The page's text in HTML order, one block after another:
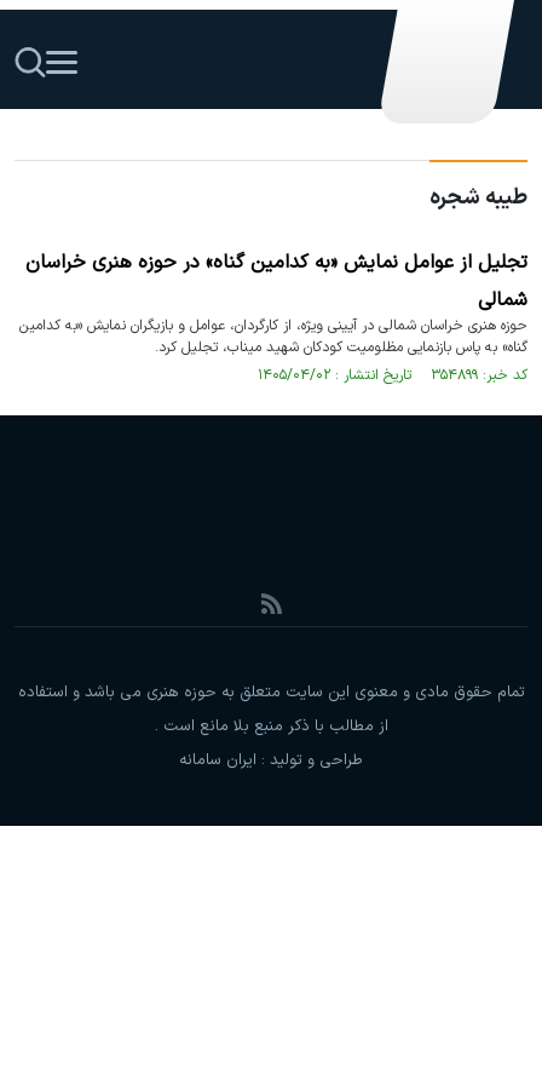
طیبه شجره
تجلیل از عوامل نمایش «به کدامین گناه» در حوزه هنری خراسان
شمالی
حوزه هنری خراسان شمالی در آیینی ویژه، از کارگردان، عوامل و بازیگران نمایش «به کدامین
گناه» به پاس بازنمایی مظلومیت کودکان شهید میناب، تجلیل کرد.
کد خبر: ۳۵۴۸۹۹ تاریخ انتشار : ۱۴۰۵/۰۴/۰۲
تمام حقوق مادی و معنوی این سایت متعلق به حوزه هنری می باشد و استفاده
از مطالب با ذکر منبع بلا مانع است .
طراحی و تولید : ایران سامانه